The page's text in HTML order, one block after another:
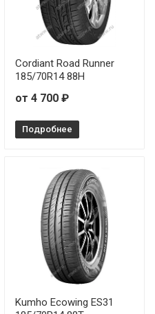
Cordiant Road Runner
185/70R14 88H
от 4 700 ₽
Подробнее
Kumho Ecowing ES31